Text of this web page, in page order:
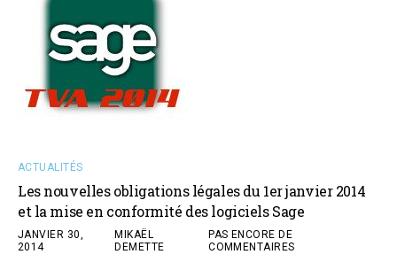
Support
ACTUALITÉS
Les nouvelles obligations légales du 1er janvier 2014
et la mise en conformité des logiciels Sage
JANVIER 30,
2014
MIKAËL
DEMETTE
PAS ENCORE DE
COMMENTAIRES